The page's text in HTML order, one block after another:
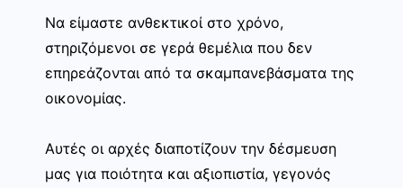
Να είμαστε ανθεκτικοί στο χρόνο,
στηριζόμενοι σε γερά θεμέλια που δεν
επηρεάζονται από τα σκαμπανεβάσματα της
οικονομίας.
Αυτές οι αρχές διαποτίζουν την δέσμευση
μας για ποιότητα και αξιοπιστία, γεγονός